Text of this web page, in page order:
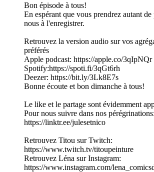
Bon épisode à tous!
En espérant que vous prendrez autant
nous à l'enregistrer.
Retrouvez la version audio sur vos
préférés
Apple podcast: https://apple.co/3qIpNQr
Spotify:https://spoti.fi/3qGt6rh
Deezer: https://bit.ly/3Lk8E7s
Bonne écoute et bon dimanche à tous!
Le like et le partage sont évidemment
Pour nous suivre dans nos pérégrinations:
https://linktr.ee/julesetnico
Retrouvez Titou sur Twitch:
https://www.twitch.tv/titoupeinture
Retrouvez Léna sur Instagram:
https://www.instagram.com/